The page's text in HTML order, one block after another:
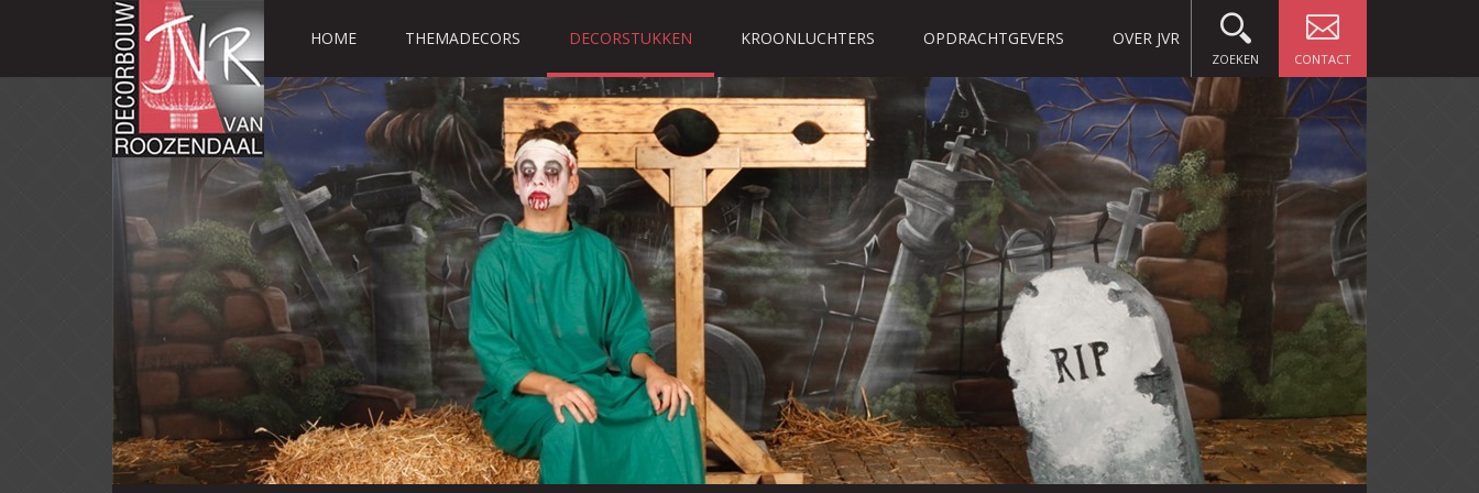
HOME THEMADECORS DECORSTUKKEN KROONLUCHTERS OPDRACHTGEVERS OVER JVR
CONTACT
ZOEKEN